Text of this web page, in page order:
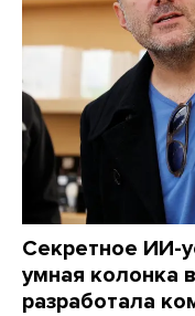
Секретное ИИ-
умная колонка
разработала